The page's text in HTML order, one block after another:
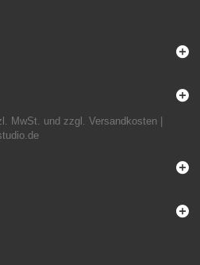
MwSt. und zzgl. Versandkosten |